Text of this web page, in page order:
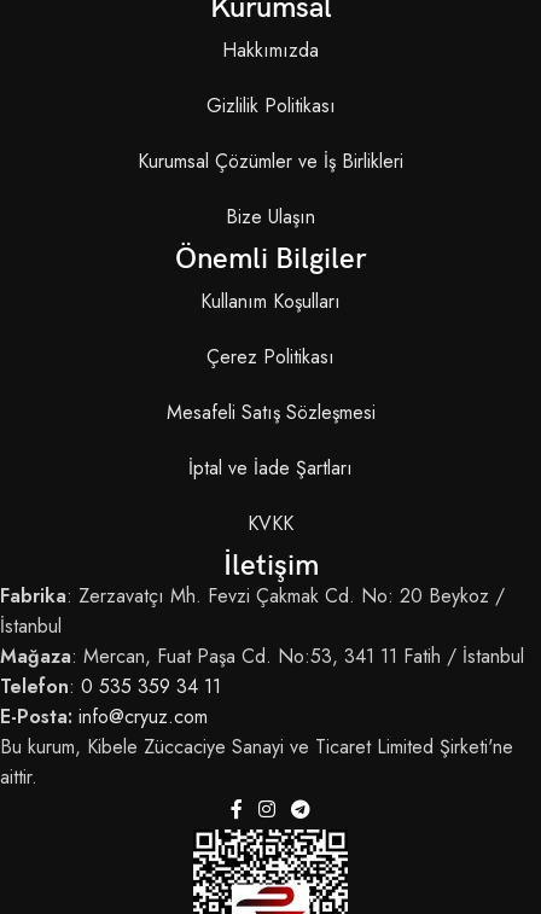
Kurumsal
Hakkımızda
Gizlilik Politikası
Kurumsal Çözümler ve İş Birlikleri
Bize Ulaşın
Önemli Bilgiler
Kullanım Koşulları
Çerez Politikası
Mesafeli Satış Sözleşmesi
İptal ve İade Şartları
KVKK
İletişim
Fabrika: Zerzavatçı Mh. Fevzi Çakmak Cd. No: 20 Beykoz /
İstanbul
Mağaza: Mercan, Fuat Paşa Cd. No:53, 341 11 Fatih / İstanbul
Telefon: 0 535 359 34 11
E-Posta: info@cryuz.com
Bu kurum, Kibele Züccaciye Sanayi ve Ticaret Limited Şirketi'ne
aittir.